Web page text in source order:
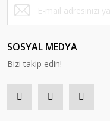
SOSYAL MEDYA
Bizi takip edin!